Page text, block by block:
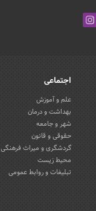
اجتماعی
علم و آموزش
بهداشت و درمان
شهر و جامعه
حقوقی و قانون
گردشگری و میراث فرهنگی
محیط زیست
تبلیغات و روابط عمومی